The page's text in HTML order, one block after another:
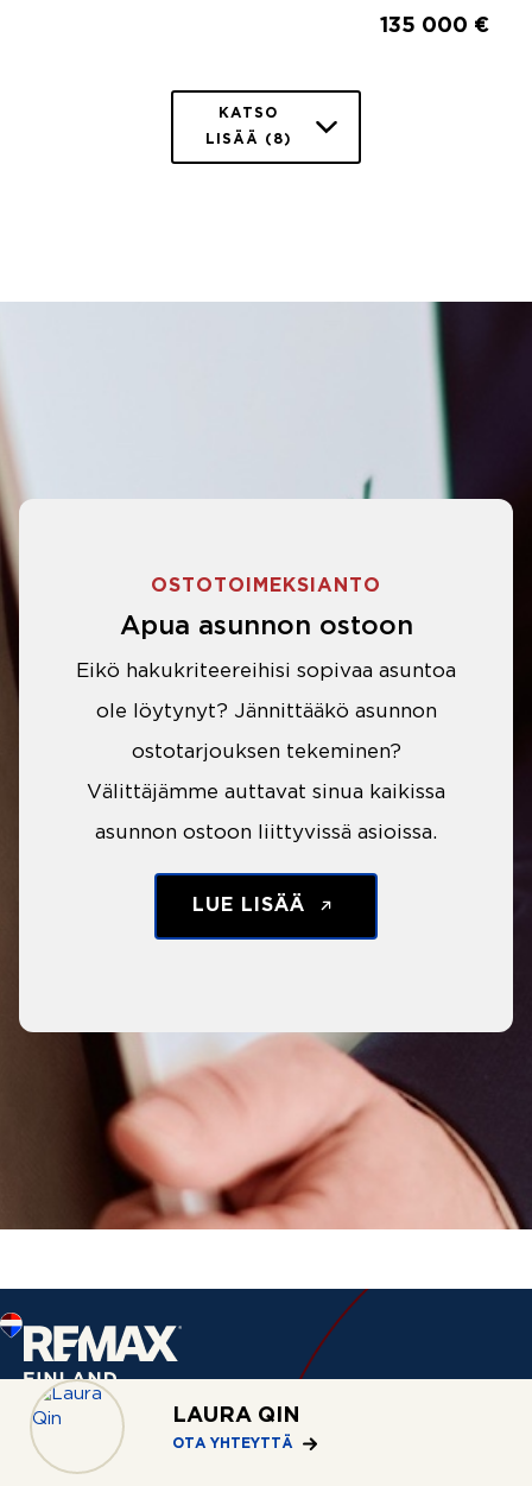
LAURA QIN
OTA YHTEYTTÄ
135 000 €
KATSO
LISÄÄ (8)
OSTOTOIMEKSIANTO
Apua asunnon ostoon
Eikö hakukriteereihisi sopivaa asuntoa
ole löytynyt? Jännittääkö asunnon
ostotarjouksen tekeminen?
Välittäjämme auttavat sinua kaikissa
asunnon ostoon liittyvissä asioissa.
LUE LISÄÄ
Palvelut